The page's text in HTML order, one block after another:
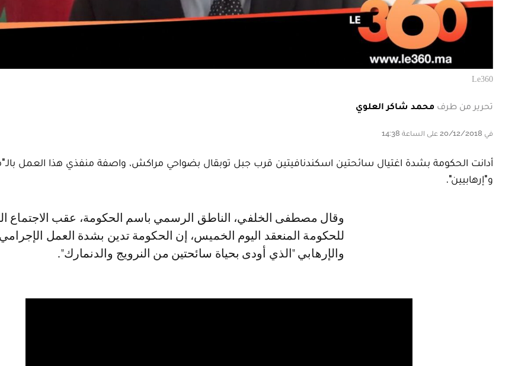
Le360
تحرير من طرف محمد شاكر العلوي
في 20/12/2018 على الساعة 14:38
أدانت الحكومة بشدة اغتيال سائحتين اسكندنافيتين قرب جبل توبقال بضواحي مراكش، واصفة منفذي هذا العمل
و"إرهابيين".
وقال مصطفى الخلفي، الناطق الرسمي باسم الحكومة، عقب الاجتماع الأسبوعي
للحكومة المنعقد اليوم الخميس، إن الحكومة تدين بشدة العمل
والإرهابي "الذي أودى بحياة سائحتين من النرويج والدنمارك".